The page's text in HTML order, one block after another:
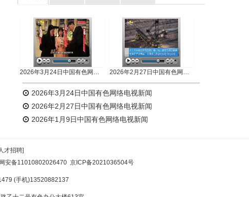
2026年3月24日中国有色网络电视新闻 2026年2月27日中国有色网络电视新闻
2026年3月24日中国有色网络电视新闻
2026年2月27日中国有色网络电视新闻
2026年1月9日中国有色网络电视新闻
才招聘]
安备11010802026470 京ICP备2021036504号
(手机)13520882137